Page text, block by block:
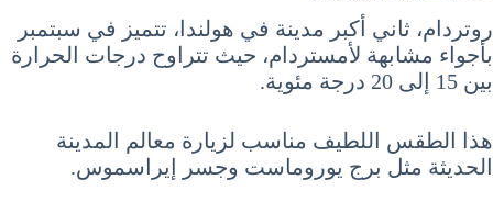
روتردام، ثاني أكبر مدينة في هولندا، تتميز في سبتمبر
بأجواء مشابهة لأمستردام، حيث تتراوح درجات الحرارة
بين 15 إلى 20 درجة مئوية.
هذا الطقس اللطيف مناسب لزيارة معالم المدينة
الحديثة مثل برج يوروماست وجسر إيراسموس.